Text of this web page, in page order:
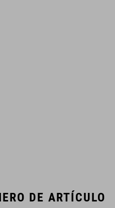
DE ARTÍCULO